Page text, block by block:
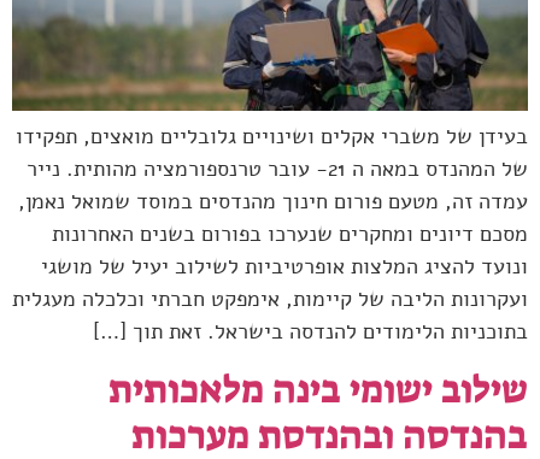
בעידן של משברי אקלים ושינויים גלובליים מואצים, תפקידו
של המהנדס במאה ה 21- עובר טרנספורמציה מהותית. נייר
עמדה זה, מטעם פורום חינוך מהנדסים במוסד שמואל נאמן,
מסכם דיונים ומחקרים שנערכו בפורום בשנים האחרונות
ונועד להציג המלצות אופרטיביות לשילוב יעיל של מושגי
ועקרונות הליבה של קיימות, אימפקט חברתי וכלכלה מעגלית
בתוכניות הלימודים להנדסה בישראל. זאת תוך […]
שילוב ישומי בינה מלאכותית
בהנדסה ובהנדסת מערכות